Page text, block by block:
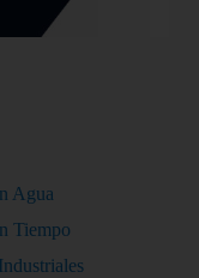
Agua
Tiempo